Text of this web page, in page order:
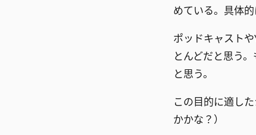
めている。具体
ポッドキャスト
とんどだと思う
と思う。
この目的に適し
かかな？）